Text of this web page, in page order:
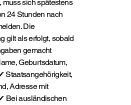
muss sich spätestens
24 Stunden nach
Die
gilt als erfolgt, sobald
gemacht
Geburtsdatum,
Staatsangehörigkeit,
Adresse mit
Bei ausländischen